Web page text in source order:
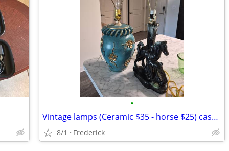
•
Vintage lamps (Ceramic $35 - horse $25) cash only
8/1 Frederick